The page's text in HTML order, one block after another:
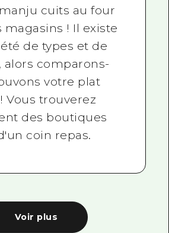
cuits au four
magasins ! Il existe
de types et de
alors comparons-
votre plat
Vous trouverez
des boutiques
coin repas.
Voir plus